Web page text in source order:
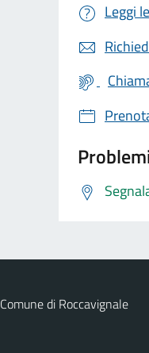
Leggi
Comune di Roccavignale